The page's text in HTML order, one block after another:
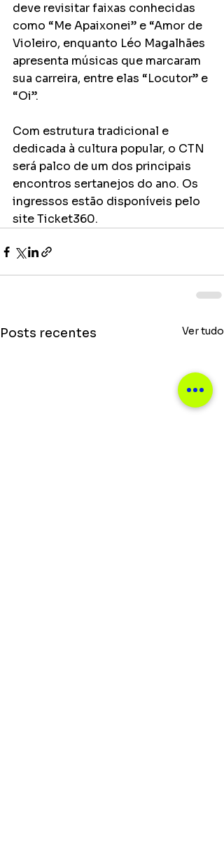
deve revisitar faixas conhecidas
como “Me Apaixonei” e “Amor de
Violeiro, enquanto Léo Magalhães
apresenta músicas que marcaram
sua carreira, entre elas “Locutor” e
“Oi”.
Com estrutura tradicional e
dedicada à cultura popular, o CTN
será palco de um dos principais
encontros sertanejos do ano. Os
ingressos estão disponíveis pelo
site Ticket360.
Posts recentes Ver tudo